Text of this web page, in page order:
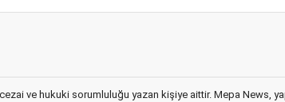
cezai ve hukuki sorumluluğu yazan kişiye aittir. Mepa News,